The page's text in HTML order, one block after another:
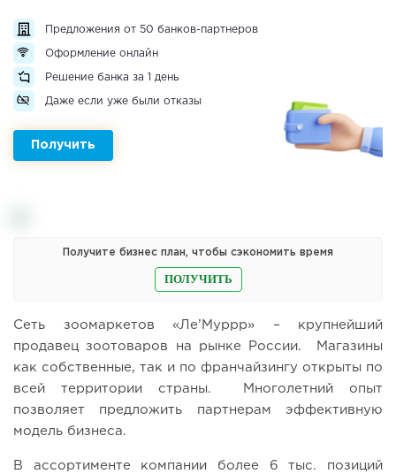
Предложения от 50 банков-партнеров
Оформление онлайн
Решение банка за 1 день
Даже если уже были отказы
Получить
Получите бизнес план, чтобы сэкономить время
ПОЛУЧИТЬ
Сеть зоомаркетов «Ле’Муррр» – крупнейший
продавец зоотоваров на рынке России. Магазины
как собственные, так и по франчайзингу открыты по
всей территории страны. Многолетний опыт
позволяет предложить партнерам эффективную
модель бизнеса.
В ассортименте компании более 6 тыс. позиций